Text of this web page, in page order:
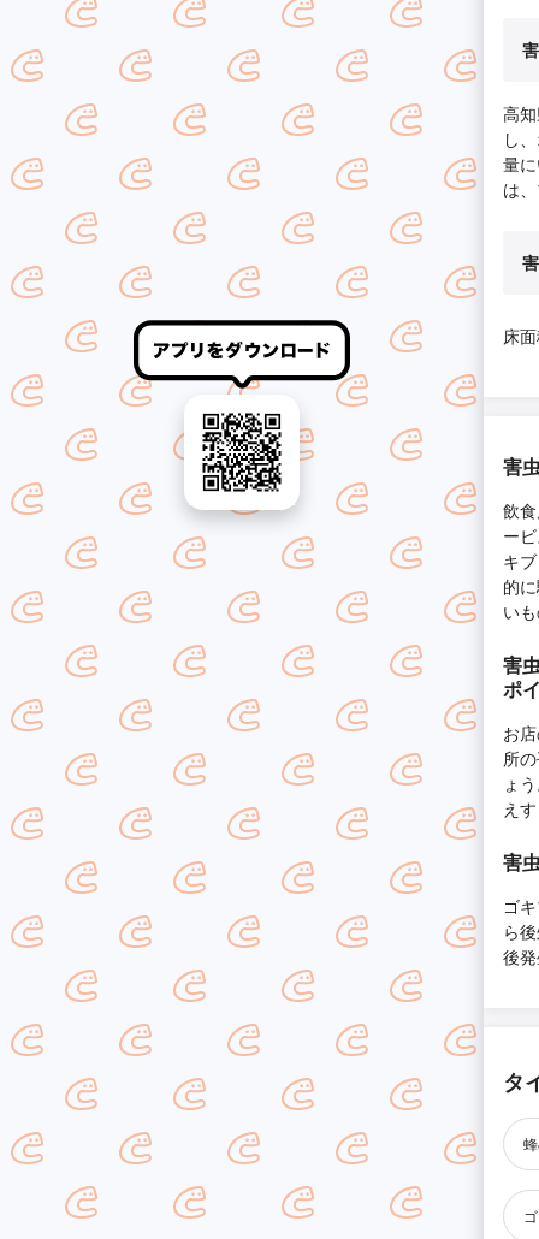
高
し
量
は
床
害
飲
ー
キ
的
い
害
ポ
お
所
ょ
え
害
ゴ
ら
後
タ